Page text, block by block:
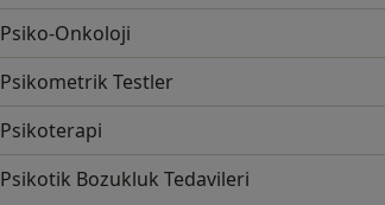
Psiko-Onkoloji
Psikometrik Testler
Psikoterapi
Psikotik Bozukluk Tedavileri